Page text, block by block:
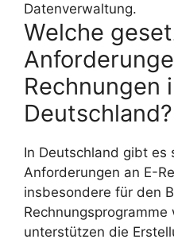
Datenverwaltung.
Welche
Rechnungen
Deutschland?
In Deutschland gibt es
Anforderungen an E-
insbesondere für den
unterstützen die